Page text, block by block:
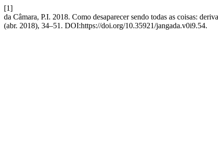
[1]
da Câmara, P.I. 2018. Como desaparecer sendo todas as coisas:
(abr. 2018), 34–51. DOI:https://doi.org/10.35921/jangada.v0i9.54.